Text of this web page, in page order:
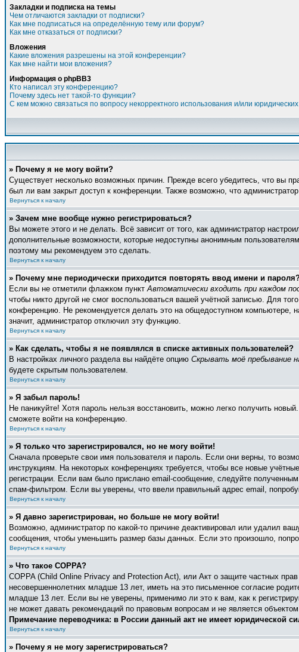
Закладки и подписка на темы
Чем отличаются закладки от подписки?
Как мне подписаться на определённую тему или форум?
Как мне отказаться от подписки?
Вложения
Какие вложения разрешены на этой конференции?
Как мне найти мои вложения?
Информация о phpBB3
Кто написал эту конференцию?
Почему здесь нет такой-то функции?
С кем можно связаться по вопросу некорректного использования и/или
» Почему я не могу войти?
Существует несколько возможных причин. Прежде всего убедитесь, что вы
был ли вам закрыт доступ к конференции. Также возможно, что
Вернуться к началу
» Зачем мне вообще нужно регистрироваться?
Вы можете этого и не делать. Всё зависит от того, как администратор
дополнительные возможности, которые недоступны анонимным
поэтому мы рекомендуем это сделать.
Вернуться к началу
» Почему мне периодически приходится повторять ввод имени и
Если вы не отметили флажком пунктАвтоматически входить при каждом
чтобы никто другой не смог воспользоваться вашей учётной записью. Для
конференцию. Не рекомендуется делать это на общедоступном компьютере,
значит, администратор отключил эту функцию.
Вернуться к началу
» Как сделать, чтобы я не появлялся в списке активных пользователей?
В настройках личного раздела вы найдёте опцию Скрывать моё пребывание
будете скрытым пользователем.
Вернуться к началу
» Я забыл пароль!
Не паникуйте! Хотя пароль нельзя восстановить, можно легко получить
сможете войти на конференцию.
Вернуться к началу
» Я только что зарегистрировался, но не могу войти!
Сначала проверьте свои имя пользователя и пароль. Если они верны, то
инструкциям. На некоторых конференциях требуется, чтобы все новые
регистрации. Если вам было прислано email-сообщение, следуйте
спам-фильтром. Если вы уверены, что ввели правильный адрес email,
Вернуться к началу
» Я давно зарегистрирован, но больше не могу войти!
Возможно, администратор по какой-то причине деактивировал или удалил
сообщения, чтобы уменьшить размер базы данных. Если это произошло,
Вернуться к началу
» Что такое COPPA?
COPPA (Child Online Privacy and Protection Act), или Акт о защите частных
несовершеннолетних младше 13 лет, иметь на это письменное согласие
младше 13 лет. Если вы не уверены, применимо ли это к вам, как к
не может давать рекомендаций по правовым вопросам и не является
Примечание переводчика: в России данный акт не имеет юридической
Вернуться к началу
» Почему я не могу зарегистрироваться?